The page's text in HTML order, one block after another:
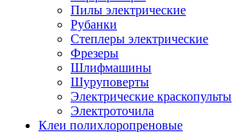
Пилы электрические
Рубанки
Степлеры электрические
Фрезеры
Шлифмашины
Шуруповерты
Электрические краскопульты
Электроточила
Клеи полихлоропреновые